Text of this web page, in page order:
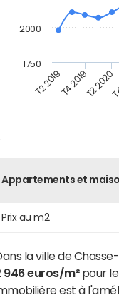
T2 2019T4 2019T2 2020
1750
2000
Appartements et
Prix au m2
la ville de
946 euros/m²pour le
est à